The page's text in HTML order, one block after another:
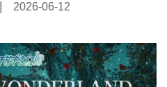
2026-06-12